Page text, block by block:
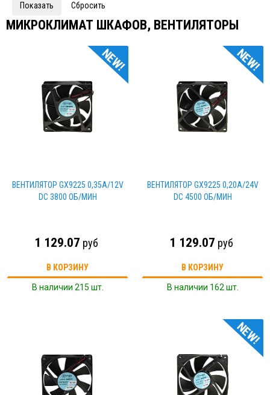
МИКРОКЛИМАТ ШКАФОВ, ВЕНТИЛЯТОРЫ
NEW!
ВЕНТИЛЯТОР GX9225 0,35А/12V
DC 3800 ОБ/МИН
1 129.07 руб
В КОРЗИНУ
В наличии 215 шт.
NEW!
ВЕНТИЛЯТОР GX9225 0,20А/24V
DC 4500 ОБ/МИН
1 129.07 руб
В КОРЗИНУ
В наличии 162 шт.
NEW!